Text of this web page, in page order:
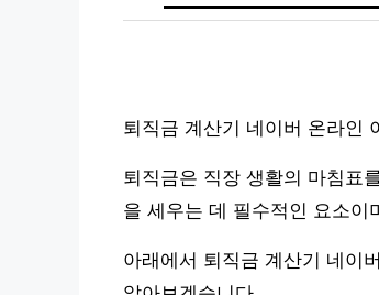
퇴직금 계산기 네이버 온라인
퇴직금은 직장 생활의 마침표
을 세우는 데 필수적인 요소이
아래에서 퇴직금 계산기 네이